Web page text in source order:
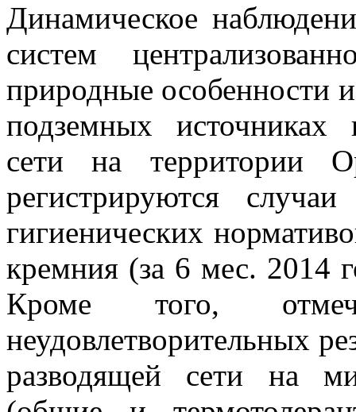
Динамическое
систем
природные особенности
подземных источниках
сети на территории
регистрируются
гигиенических
кремния (за 6 мес. 2014
Кроме того,
неудовлетворительных
разводящей сети на